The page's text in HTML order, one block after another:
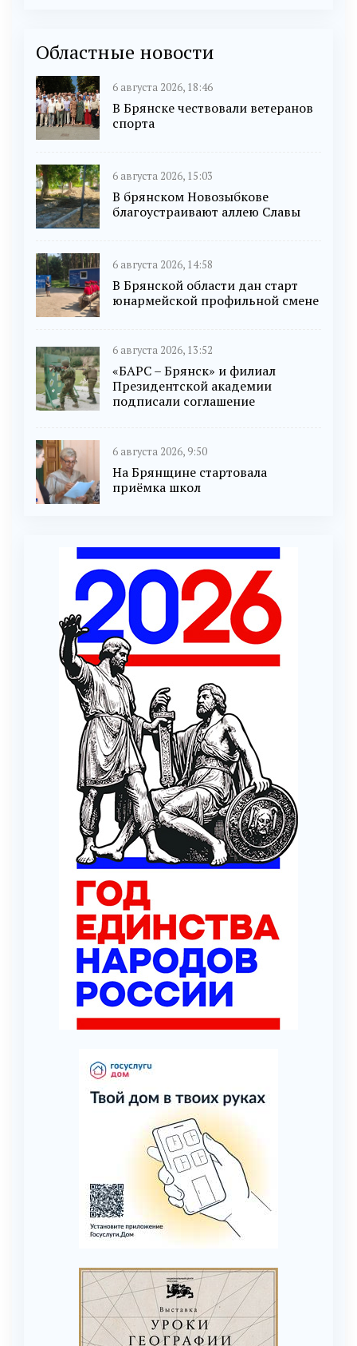
Областные новости
6 августа 2026, 18:46
В Брянске чествовали ветеранов
спорта
6 августа 2026, 15:03
В брянском Новозыбкове
благоустраивают аллею Славы
6 августа 2026, 14:58
В Брянской области дан старт
юнармейской профильной смене
6 августа 2026, 13:52
«БАРС – Брянск» и филиал
Президентской академии
подписали соглашение
6 августа 2026, 9:50
На Брянщине стартовала
приёмка школ